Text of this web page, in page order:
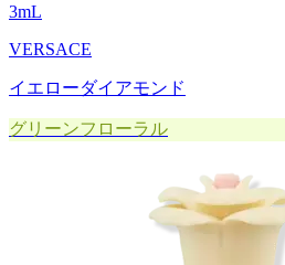
3mL
VERSACE
イエローダイアモンド
グリーンフローラル